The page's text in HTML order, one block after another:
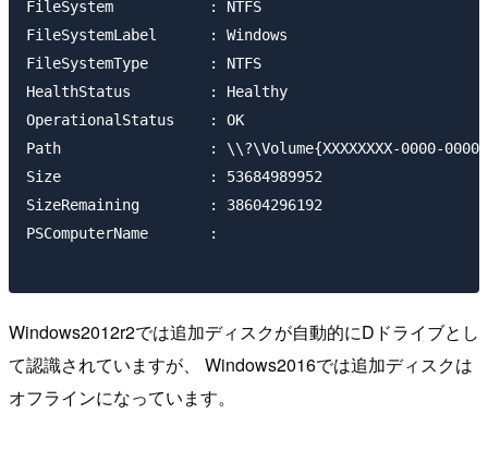
FileSystem           : NTFS
FileSystemLabel      : Windows
FileSystemType       : NTFS
HealthStatus         : Healthy
OperationalStatus    : OK
Path                 : \\?\Volume{XXXXXXXX-0000-0000-
Size                 : 53684989952
SizeRemaining        : 38604296192
PSComputerName       :
Windows2012r2では追加ディスクが自動的にDドライブとし
て認識されていますが、 Windows2016では追加ディスクは
オフラインになっています。